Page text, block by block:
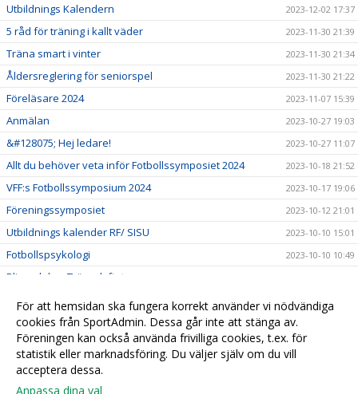
Utbildnings Kalendern 2023-12-02 17:37
5 råd för träning i kallt väder 2023-11-30 21:39
Träna smart i vinter 2023-11-30 21:34
Åldersreglering för seniorspel 2023-11-30 21:22
Föreläsare 2024 2023-11-07 15:39
Anmälan 2023-10-27 19:03
&#128075; Hej ledare! 2023-10-27 11:07
Allt du behöver veta inför Fotbollssymposiet 2024 2023-10-18 21:52
VFF:s Fotbollssymposium 2024 2023-10-17 19:06
Föreningssymposiet 2023-10-12 21:01
Utbildnings kalender RF/ SISU 2023-10-10 15:01
Fotbollspsykologi 2023-10-10 10:49
Bli en del av Tränarlyftet
Idrottsmedicin 2023-07-24 13:24
Matchmiljö 2023 2023-05-13 03:22
En ungdomsledares handbok 2023-05-13 03:19
För att hemsidan ska fungera korrekt använder vi nödvändiga
cookies från SportAdmin. Dessa går inte att stänga av.
Föreningen kan också använda frivilliga cookies, t.ex. för
statistik eller marknadsföring. Du väljer själv om du vill
acceptera dessa.
Anpassa dina val